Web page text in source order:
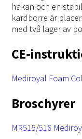
hakan och en
kardborre är
med två lager av
CE-
File
Mediroyal Foam
Broschyrer
File
MR515/516